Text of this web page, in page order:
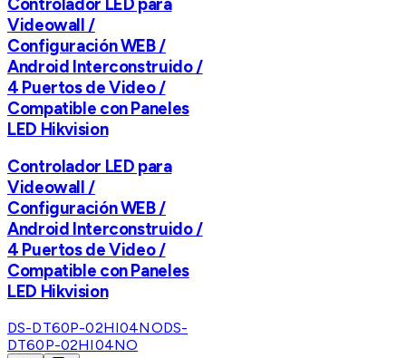
Videowall /
Configuración WEB /
Android Interconstruido /
4 Puertos de Video /
Compatible con Paneles
LED Hikvision
Controlador LED para
Videowall /
Configuración WEB /
Android Interconstruido /
4 Puertos de Video /
Compatible con Paneles
LED Hikvision
DS-DT60P-02HI04NODS-
DT60P-02HI04NO